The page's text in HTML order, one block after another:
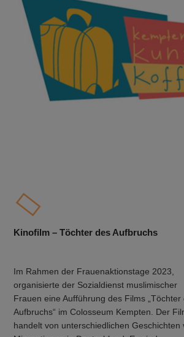
Kinofilm – Töchter des Aufbruchs
Im Rahmen der Frauenaktionstage 2023,
organisierte der Sozialdienst muslimischer
Frauen eine Aufführung des Films „Töchter
Aufbruchs“ im Colosseum Kempten. Der
handelt von unterschiedlichen Geschichten